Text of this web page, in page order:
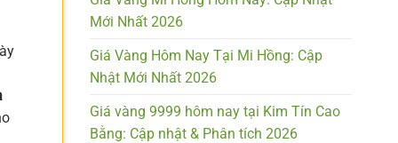
Mới Nhất 2026
Giá Vàng Hôm Nay Tại Mi Hồng: Cập
Nhật Mới Nhất 2026
Giá vàng 9999 hôm nay tại Kim Tín Cao
Bằng: Cập nhật & Phân tích 2026